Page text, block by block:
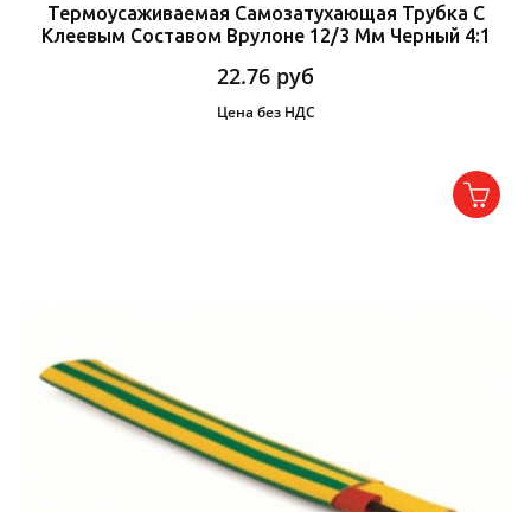
Термоусаживаемая Самозатухающая Трубка C
Клеевым Составом Врулоне 12/3 Мм Черный 4:1
22.76 руб
Цена без НДС